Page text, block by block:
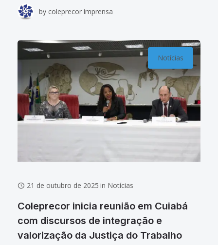
Confira o álbum de fotos (em atualização). A palestra
by coleprecor imprensa
Notícias
21 de outubro de 2025 in Notícias
Coleprecor inicia reunião em Cuiabá
com discursos de integração e
valorização da Justiça do Trabalho